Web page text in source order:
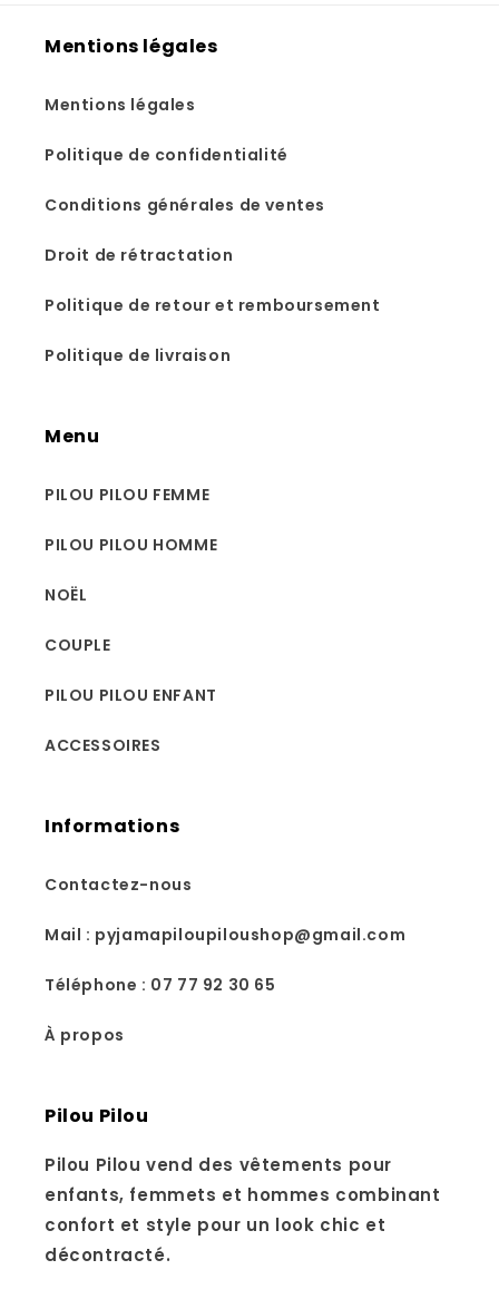
Mentions légales
Mentions légales
Politique de confidentialité
Conditions générales de ventes
Droit de rétractation
Politique de retour et remboursement
Politique de livraison
Menu
PILOU PILOU FEMME
PILOU PILOU HOMME
NOËL
COUPLE
PILOU PILOU ENFANT
ACCESSOIRES
Informations
Contactez-nous
Mail : pyjamapiloupiloushop@gmail.com
Téléphone : 07 77 92 30 65
À propos
Pilou Pilou
Pilou Pilou vend des vêtements pour
enfants, femmets et hommes combinant
confort et style pour un look chic et
décontracté.